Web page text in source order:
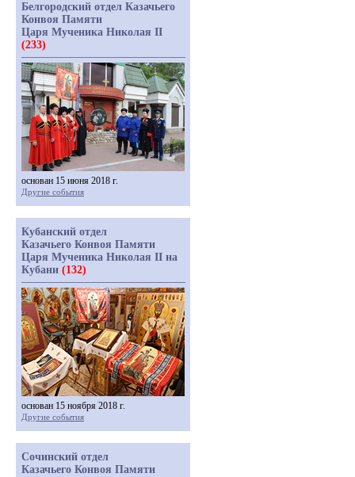
Белгородский отдел Казачьего
Конвоя Памяти
Царя Мученика Николая II
(233)
основан 15 июня 2018 г.
Другие события
Кубанский отдел
Казачьего Конвоя Памяти
Царя Мученика Николая II на
Кубани (132)
основан 15 ноября 2018 г.
Другие события
Сочинский отдел
Казачьего Конвоя Памяти